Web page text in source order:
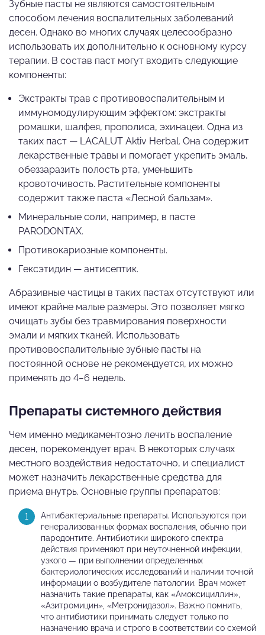
Зубные пасты не являются самостоятельным
способом лечения воспалительных заболеваний
десен. Однако во многих случаях целесообразно
использовать их дополнительно к основному курсу
терапии. В состав паст могут входить следующие
компоненты:
Экстракты трав с противовоспалительным и
иммуномодулирующим эффектом: экстракты
ромашки, шалфея, прополиса, эхинацеи. Одна из
таких паст — LACALUT Aktiv Herbal. Она содержит
лекарственные травы и помогает укрепить эмаль,
обеззаразить полость рта, уменьшить
кровоточивость. Растительные компоненты
содержит также паста «Лесной бальзам».
Минеральные соли, например, в пасте
PARODONTAX.
Противокариозные компоненты.
Гексэтидин — антисептик.
Абразивные частицы в таких пастах отсутствуют или
имеют крайне малые размеры. Это позволяет мягко
очищать зубы без травмирования поверхности
эмали и мягких тканей. Использовать
противовоспалительные зубные пасты на
постоянной основе не рекомендуется, их можно
применять до 4−6 недель.
Препараты системного действия
Чем именно медикаментозно лечить воспаление
десен, порекомендует врач. В некоторых случаях
местного воздействия недостаточно, и специалист
может назначить лекарственные средства для
приема внутрь. Основные группы препаратов:
Антибактериальные препараты. Используются при
генерализованных формах воспаления, обычно при
пародонтите. Антибиотики широкого спектра
действия применяют при неуточненной инфекции,
узкого — при выполнении определенных
бактериологических исследований и наличии точной
информации о возбудителе патологии. Врач может
назначить такие препараты, как «Амоксициллин»,
«Азитромицин», «Метронидазол». Важно помнить,
что антибиотики принимать следует только по
назначению врача и строго в соответствии со схемой